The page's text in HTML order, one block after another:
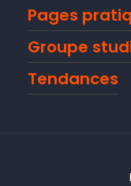
Pages
Groupe
Tendances